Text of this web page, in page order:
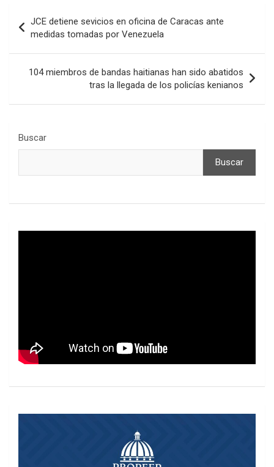
de
entradas
JCE detiene sevicios en oficina de Caracas ante
medidas tomadas por Venezuela
104 miembros de bandas haitianas han sido abatidos
tras la llegada de los policías kenianos
Buscar
Buscar